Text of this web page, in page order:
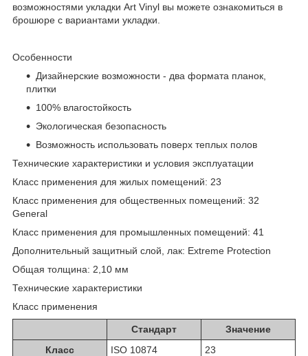
возможностями укладки Art Vinyl вы можете ознакомиться в
брошюре с вариантами укладки.
Особенности
Дизайнерские возможности - два формата планок,
плитки
100% влагостойкость
Экологическая безопасность
Возможность использовать поверх теплых полов
Технические характеристики и условия эксплуатации
Класс применения для жилых помещений: 23
Класс применения для общественных помещений: 32
General
Класс применения для промышленных помещений: 41
Дополнительный защитный слой, лак: Extreme Protection
Общая толщина: 2,10 мм
Технические характеристики
Класс применения
Стандарт
Значение
Класс
ISO 10874 23